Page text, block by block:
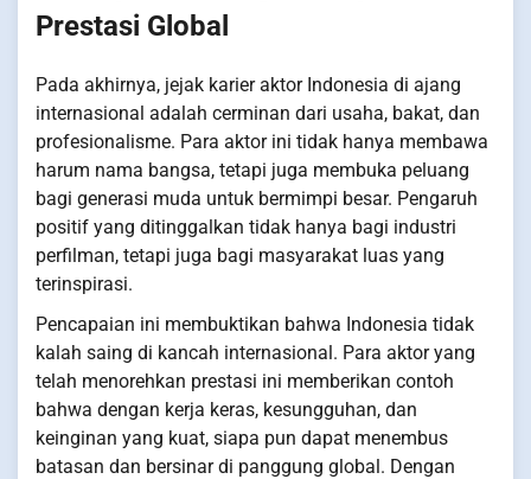
Prestasi Global
Pada akhirnya, jejak karier aktor Indonesia di ajang
internasional adalah cerminan dari usaha, bakat, dan
profesionalisme. Para aktor ini tidak hanya membawa
harum nama bangsa, tetapi juga membuka peluang
bagi generasi muda untuk bermimpi besar. Pengaruh
positif yang ditinggalkan tidak hanya bagi industri
perfilman, tetapi juga bagi masyarakat luas yang
terinspirasi.
Pencapaian ini membuktikan bahwa Indonesia tidak
kalah saing di kancah internasional. Para aktor yang
telah menorehkan prestasi ini memberikan contoh
bahwa dengan kerja keras, kesungguhan, dan
keinginan yang kuat, siapa pun dapat menembus
batasan dan bersinar di panggung global. Dengan